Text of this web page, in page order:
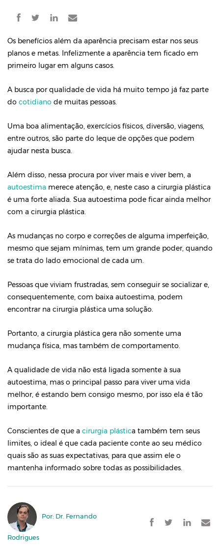
Os benefícios além da aparência precisam estar nos seus
planos e metas. Infelizmente a aparência tem ficado em
primeiro lugar em alguns casos.
A busca por qualidade de vida há muito tempo já faz parte
do cotidiano de muitas pessoas.
Uma boa alimentação, exercícios físicos, diversão, viagens,
entre outros, são parte do leque de opções que podem
ajudar nesta busca.
Além disso, nessa procura por viver mais e viver bem, a
autoestima merece atenção, e, neste caso a cirurgia plástica
é uma forte aliada. Sua autoestima pode ficar ainda melhor
com a cirurgia plástica.
As mudanças no corpo e correções de alguma imperfeição,
mesmo que sejam mínimas, tem um grande poder, quando
se trata do lado emocional de cada um.
Pessoas que viviam frustradas, sem conseguir se socializar e,
consequentemente, com baixa autoestima, podem
encontrar na cirurgia plástica uma solução.
Portanto, a cirurgia plástica gera não somente uma
mudança física, mas também de comportamento.
A qualidade de vida não está ligada somente à sua
autoestima, mas o principal passo para viver uma vida
melhor, é estando bem consigo mesmo, por isso ela é tão
importante.
Conscientes de que a cirurgia plástica também tem seus
limites, o ideal é que cada paciente conte ao seu médico
quais são as suas expectativas, para que assim ele o
mantenha informado sobre todas as possibilidades.
Por: Dr. Fernando
Rodrigues